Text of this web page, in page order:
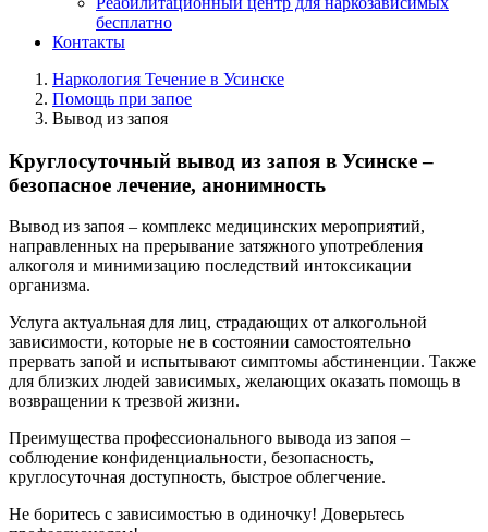
бесплатно
Контакты
Наркология Течение в Усинске
Помощь при запое
Вывод из запоя
Круглосуточный вывод из запоя в Усинске –
безопасное лечение, анонимность
Вывод из запоя – комплекс медицинских мероприятий,
направленных на прерывание затяжного употребления
алкоголя и минимизацию последствий интоксикации
организма.
Услуга актуальная для лиц, страдающих от алкогольной
зависимости, которые не в состоянии самостоятельно
прервать запой и испытывают симптомы абстиненции. Также
для близких людей зависимых, желающих оказать помощь в
возвращении к трезвой жизни.
Преимущества профессионального вывода из запоя –
соблюдение конфиденциальности, безопасность,
круглосуточная доступность, быстрое облегчение.
Не боритесь с зависимостью в одиночку! Доверьтесь